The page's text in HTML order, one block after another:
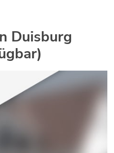
Duisburg